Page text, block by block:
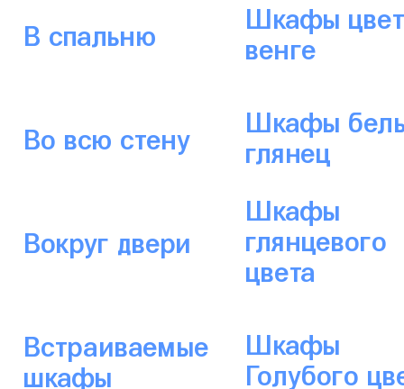
В спальню
Шкафы
венге
Во всю стену
Шкафы
глянец
Вокруг двери
Шкафы
глянцевого
цвета
Встраиваемые
шкафы
Шкафы
Голубого